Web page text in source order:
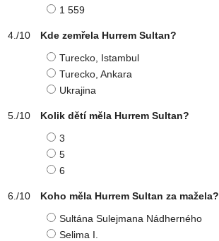
1 559
Kde zemřela Hurrem Sultan?
Turecko, Istambul
Turecko, Ankara
Ukrajina
Kolik dětí měla Hurrem Sultan?
3
5
6
Koho měla Hurrem Sultan za mažela?
Sultána Sulejmana Nádherného
Selima I.